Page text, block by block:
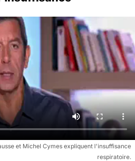
et Michel Cymes expliquent l'insuffisance
respiratoire.